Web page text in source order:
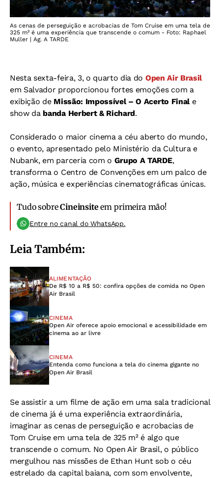
As cenas de perseguição e acrobacias de Tom Cruise em uma tela de
325 m² é uma experiência que transcende o comum - Foto: Raphael
Muller | Ag. A TARDE
Nesta sexta-feira, 3, o quarto dia do Open Air Brasil
em Salvador proporcionou fortes emoções com a
exibição de Missão: Impossível – O Acerto Final e
show da banda Herbert & Richard.
Considerado o maior cinema a céu aberto do mundo,
o evento, apresentado pelo Ministério da Cultura e
Nubank, em parceria com o Grupo A TARDE,
transforma o Centro de Convenções em um palco de
ação, música e experiências cinematográficas únicas.
Tudo sobreCineinsiteem primeira mão!
Entre no canal do WhatsApp.
Leia Também:
ALIMENTAÇÃO
De R$ 10 a R$ 50: confira opções de comida no Open
Air Brasil
CINEMA
Open Air oferece apoio emocional e acessibilidade em
cinema ao ar livre
CINEMA
Entenda como funciona a tela do cinema gigante no
Open Air Brasil
Se assistir a um filme de ação em uma sala tradicional
de cinema já é uma experiência extraordinária,
imaginar as cenas de perseguição e acrobacias de
Tom Cruise em uma tela de 325 m² é algo que
transcende o comum. No Open Air Brasil, o público
mergulhou nas missões de Ethan Hunt sob o céu
estrelado da capital baiana, com som envolvente,